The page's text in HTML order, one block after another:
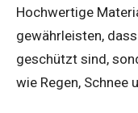
Hochwertige
gewährleisten,
geschützt sind,
wie Regen, Schnee